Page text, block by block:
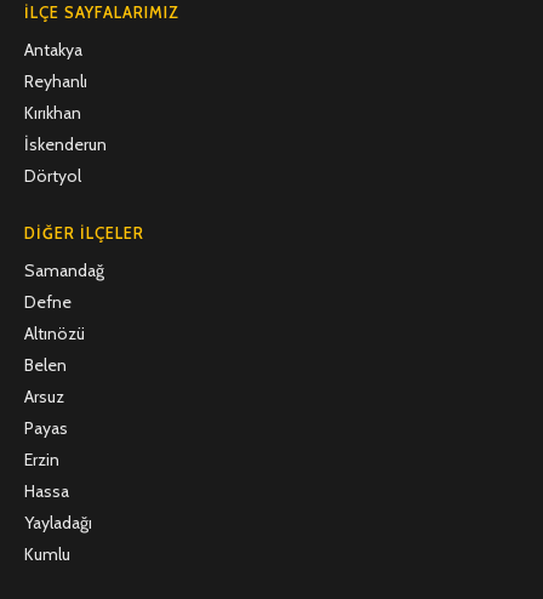
İLÇE SAYFALARIMIZ
Antakya
Reyhanlı
Kırıkhan
İskenderun
Dörtyol
DIĞER İLÇELER
Samandağ
Defne
Altınözü
Belen
Arsuz
Payas
Erzin
Hassa
Yayladağı
Kumlu